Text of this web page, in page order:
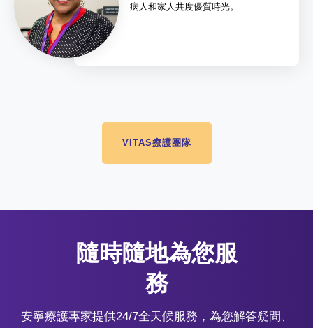
病人和家人共度優質時光。
VITAS療護團隊
隨時隨地為您服
務
安寧療護專家提供24/7全天候服務，為您解答疑問、